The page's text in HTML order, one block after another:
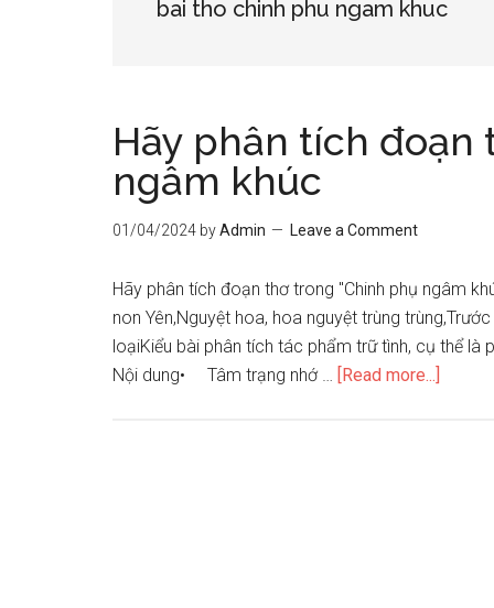
bai tho chinh phu ngam khuc
Hãy phân tích
ngâm khúc
01/04/2024 byAdmin Leave a Comment
Hãy phân tích đoạn thơ trong "Chinh phụ ngâm
non Yên,Nguyệt hoa, hoa nguyệt trùng
loạiKiểu bài phân tích tác phẩm trữ tình, cụ thể
Nội dung• Tâm trạng nhớ … [Read more...]